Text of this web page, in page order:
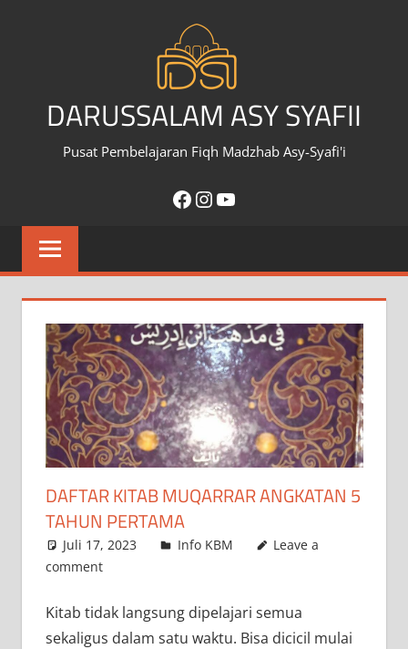
DARUSSALAM ASY SYAFII
Pusat Pembelajaran Fiqh Madzhab Asy-Syafi'i
Facebook
Instagram
YouTube
DAFTAR KITAB MUQARRAR ANGKATAN 5
TAHUN PERTAMA
Juli 17, 2023 admin
Info KBM
Leave a
comment
Kitab tidak langsung dipelajari semua
sekaligus dalam satu waktu. Bisa dicicil mulai